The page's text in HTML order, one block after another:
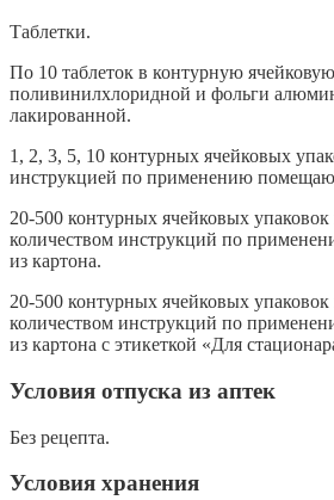
Таблетки.
По 10 таблеток в контурную
поливинилхлоридной и фольги
лакированной.
1, 2, 3, 5, 10 контурных ячейковых
инструкцией по применению
20-500 контурных ячейковых
количеством инструкций по
из картона.
20-500 контурных ячейковых
количеством инструкций по
из картона с этикеткой «Для
Условия отпуска из аптек
Без рецепта.
Условия хранения